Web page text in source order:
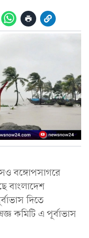
বঙ্গোপসাগরে
বাংলাদেশ
দিতে
কমিটি এ পূর্বাভাস